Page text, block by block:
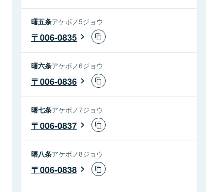
曙五条アケボノ5ジョウ
006-0835
曙六条アケボノ6ジョウ
006-0836
曙七条アケボノ7ジョウ
006-0837
曙八条アケボノ8ジョウ
006-0838